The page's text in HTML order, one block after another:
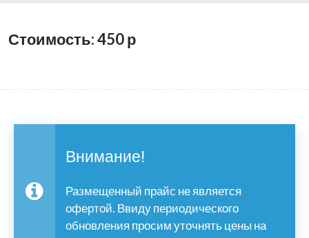
Стоимость: 450р
Внимание!
Размещенный прайс не является
офертой. Ввиду периодического
обновления просим уточнять цены на